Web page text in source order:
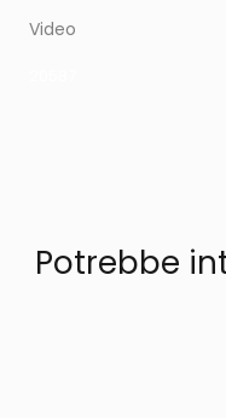
Video
Potrebbe